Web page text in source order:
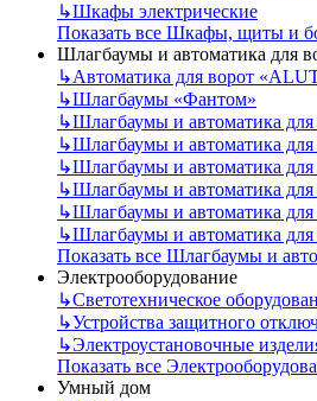
↳Шкафы электрические
Показать все Шкафы, щиты и
Шлагбаумы и автоматика для
↳Автоматика для ворот
↳Шлагбаумы «Фантом»
↳Шлагбаумы и автоматика
↳Шлагбаумы и автоматика
↳Шлагбаумы и автоматика
↳Шлагбаумы и автоматика
↳Шлагбаумы и автоматика
↳Шлагбаумы и автоматика
Показать все Шлагбаумы и
Электрооборудование
↳Светотехническое
↳Устройства защитного
↳Электроустановочные
Показать все
Умный дом